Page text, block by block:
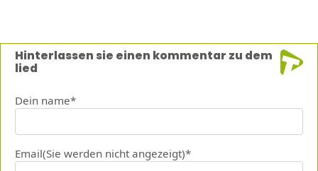
Hinterlassen sie einen kommentar zu dem
lied
Dein name*
Email(Sie werden nicht angezeigt)*